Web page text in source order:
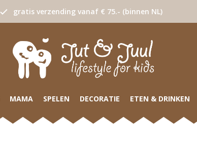
gratis verzending vanaf € 75.- (binnen NL)
MAMA SPELEN DECORATIE ETEN & DRINKEN